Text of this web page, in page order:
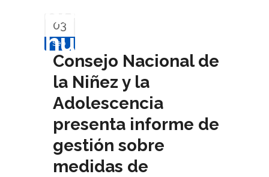
derechos
humanos
03
Sep
Consejo Nacional de
la Niñez y la
Adolescencia
presenta informe de
gestión sobre
medidas de